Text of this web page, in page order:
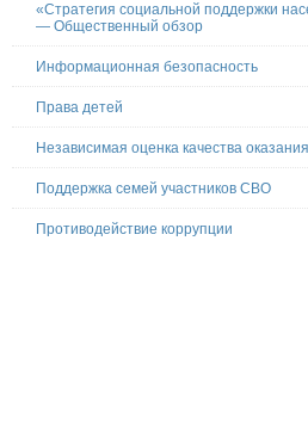
«Стратегия социальной поддержки
— Общественный обзор
Информационная безопасность
Права детей
Независимая оценка качества
Поддержка семей участников СВО
Противодействие коррупции